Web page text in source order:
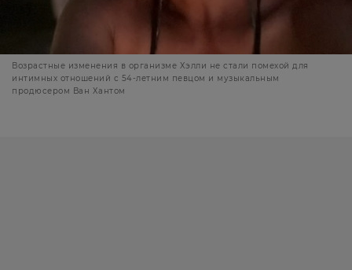
Возрастные изменения в организме Хэлли не стали помехой для
интимных отношений с 54-летним певцом и музыкальным
продюсером Ван Хантом